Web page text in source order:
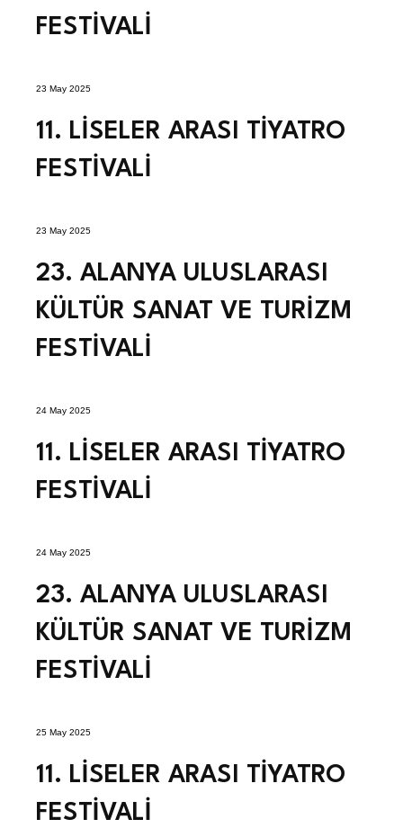
FESTİVALİ
23 May 2025
11. LİSELER ARASI TİYATRO
FESTİVALİ
23 May 2025
23. ALANYA ULUSLARASI
KÜLTÜR SANAT VE TURİZM
FESTİVALİ
24 May 2025
11. LİSELER ARASI TİYATRO
FESTİVALİ
24 May 2025
23. ALANYA ULUSLARASI
KÜLTÜR SANAT VE TURİZM
FESTİVALİ
25 May 2025
11. LİSELER ARASI TİYATRO
FESTİVALİ